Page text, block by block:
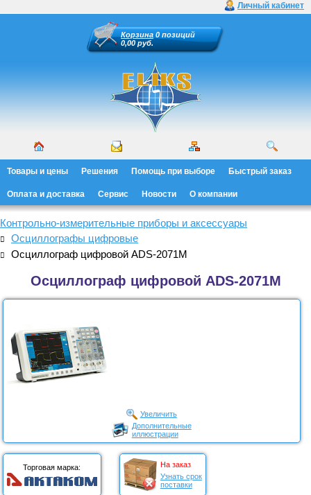
Личный кабинет
Корзина 0 позиций
0,00 руб.
Товары и цены Решения Помощь при выборе Быстрый заказ
Оплата и доставка Сервис Новости О компании
Контрольно-измерительные приборы и аксессуары
Осциллографы цифровые
Осциллограф цифровой ADS-2071M
Осциллограф цифровой ADS-2071M
Увеличить
Дополнительные
иллюстрации
Торговая марка:
На заказ
Узнать срок
поставки